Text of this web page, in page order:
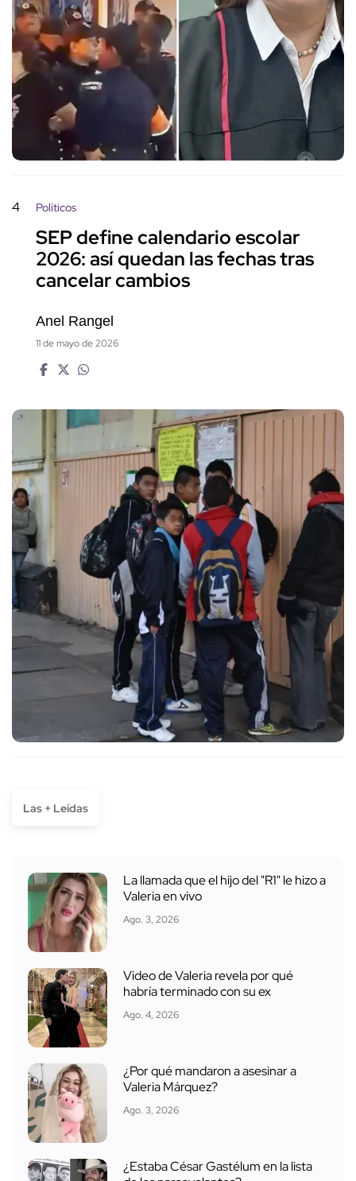
4 Políticos
SEP define calendario escolar
2026: así quedan las fechas tras
cancelar cambios
Anel Rangel
11 de mayo de 2026
Las + Leídas
La llamada que el hijo del "R1" le hizo a
Valeria en vivo
Ago. 3, 2026
Video de Valeria revela por qué
habría terminado con su ex
Ago. 4, 2026
¿Por qué mandaron a asesinar a
Valeria Márquez?
Ago. 3, 2026
¿Estaba César Gastélum en la lista